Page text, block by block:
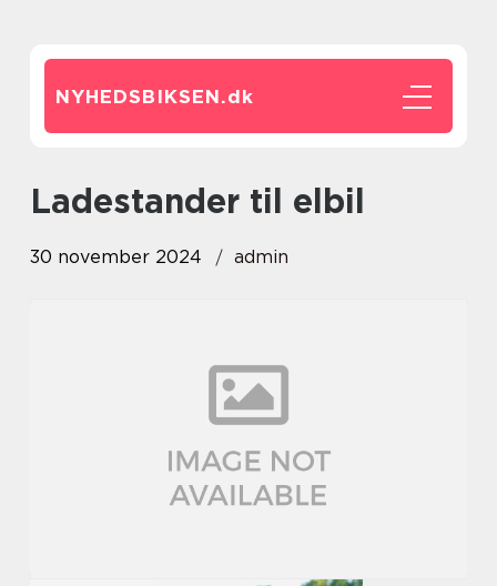
NYHEDSBIKSEN.dk
ladestander til elbil
30 november 2024 admin